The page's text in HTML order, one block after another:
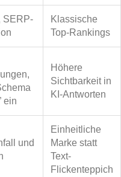
SERP-
Klassische
Top-Rankings
ein
Höhere
Sichtbarkeit in
KI-Antworten
und
Einheitliche
Marke statt
Text-
Flickenteppich